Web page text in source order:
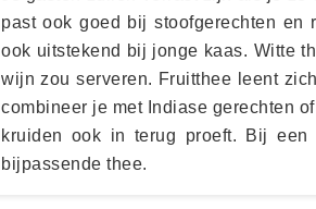
past ook goed bij stoofgerechten en
ook uitstekend bij jonge kaas. Witte
wijn zou serveren. Fruitthee leent
combineer je met Indiase gerechten
kruiden ook in terug proeft. Bij
bijpassende thee.